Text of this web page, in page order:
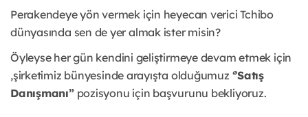
Perakendeye yön vermek için heyecan verici Tchibo
dünyasında sen de yer almak ister misin?
Öyleyse her gün kendini geliştirmeye devam etmek için
,şirketimiz bünyesinde arayışta olduğumuz ‘’Satış
Danışmanı”pozisyonu için başvurunu bekliyoruz.